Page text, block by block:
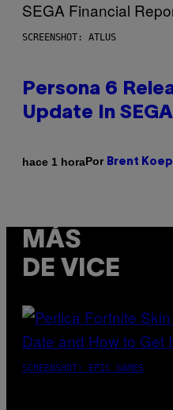
SCREENSHOT: ATLUS
Persona 6
Update In
hace 1 horaPor Brent
MÁS
DE VICE
SCREENSHOT: EPIC GAMES